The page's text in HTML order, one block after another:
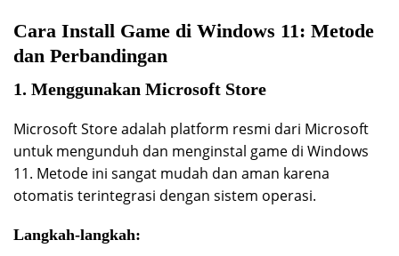
Cara Install Game di Windows 11: Metode
dan Perbandingan
1. Menggunakan Microsoft Store
Microsoft Store adalah platform resmi dari Microsoft
untuk mengunduh dan menginstal game di Windows
11. Metode ini sangat mudah dan aman karena
otomatis terintegrasi dengan sistem operasi.
Langkah-langkah: